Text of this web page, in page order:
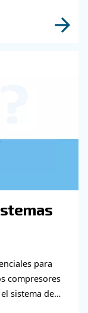
compresor
debe
Consultar
una decisión
de aplicación.